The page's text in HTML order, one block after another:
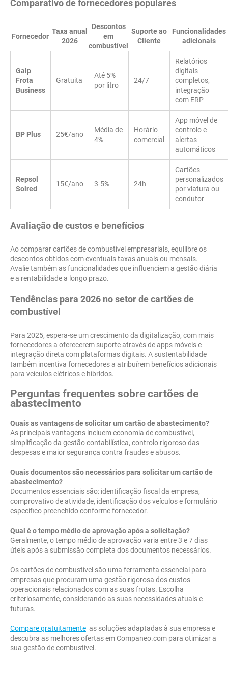
Comparativo de fornecedores populares
Fornecedor
Taxa anual
2026
Descontos
em
combustível
Suporte ao
Cliente
Funcionalidades
adicionais
Galp
Frota
Business
Gratuita
Até 5%
por litro
24/7
Relatórios
digitais
completos,
integração
com ERP
BP Plus 25€/ano
Média de
4%
Horário
comercial
App móvel de
controlo e
alertas
automáticos
Repsol
Solred
15€/ano 3-5% 24h
Cartões
personalizados
por viatura ou
condutor
Avaliação de custos e benefícios
Ao comparar cartões de combustível empresariais, equilibre os
descontos obtidos com eventuais taxas anuais ou mensais.
Avalie também as funcionalidades que influenciem a gestão diária
e a rentabilidade a longo prazo.
Tendências para 2026 no setor de cartões de
combustível
Para 2025, espera-se um crescimento da digitalização, com mais
fornecedores a oferecerem suporte através de apps móveis e
integração direta com plataformas digitais. A sustentabilidade
também incentiva fornecedores a atribuírem benefícios adicionais
para veículos elétricos e híbridos.
Perguntas frequentes sobre cartões de
abastecimento
Quais as vantagens de solicitar um cartão de abastecimento?
As principais vantagens incluem economia de combustível,
simplificação da gestão contabilística, controlo rigoroso das
despesas e maior segurança contra fraudes e abusos.
Quais documentos são necessários para solicitar um cartão de
abastecimento?
Documentos essenciais são: identificação fiscal da empresa,
comprovativo de atividade, identificação dos veículos e formulário
específico preenchido conforme fornecedor.
Qual é o tempo médio de aprovação após a solicitação?
Geralmente, o tempo médio de aprovação varia entre 3 e 7 dias
úteis após a submissão completa dos documentos necessários.
Os cartões de combustível são uma ferramenta essencial para
empresas que procuram uma gestão rigorosa dos custos
operacionais relacionados com as suas frotas. Escolha
criteriosamente, considerando as suas necessidades atuais e
futuras.
Compare gratuitamente as soluções adaptadas à sua empresa e
descubra as melhores ofertas em Companeo.com para otimizar a
sua gestão de combustível.